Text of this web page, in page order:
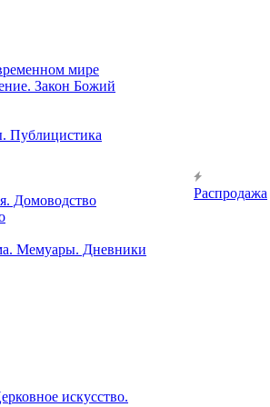
мире
Закон Божий
Публицистика
Домоводство
Мемуары. Дневники
искусство.
Распродажа